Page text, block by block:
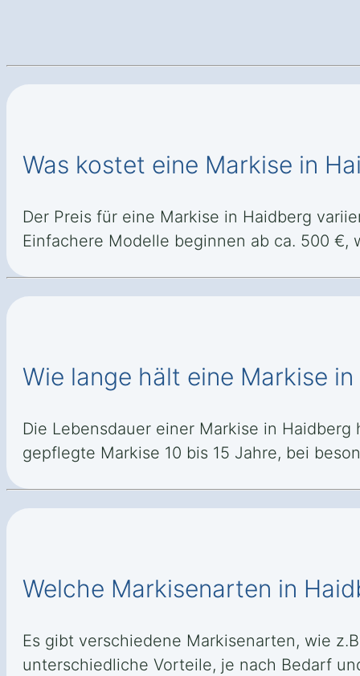
Was kostet eine Markise in
Der Preis für eine Markise in Haidberg
Einfachere Modelle beginnen ab ca. 500
Wie lange hält eine Markise
Die Lebensdauer einer Markise in
gepflegte Markise 10 bis 15 Jahre, bei
Welche Markisenarten in
Es gibt verschiedene Markisenarten, wie
unterschiedliche Vorteile, je nach Bedarf